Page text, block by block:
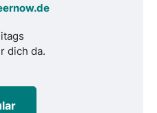
dich da.